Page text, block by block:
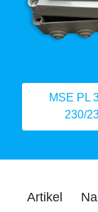
MSE PL
230/
Artikel